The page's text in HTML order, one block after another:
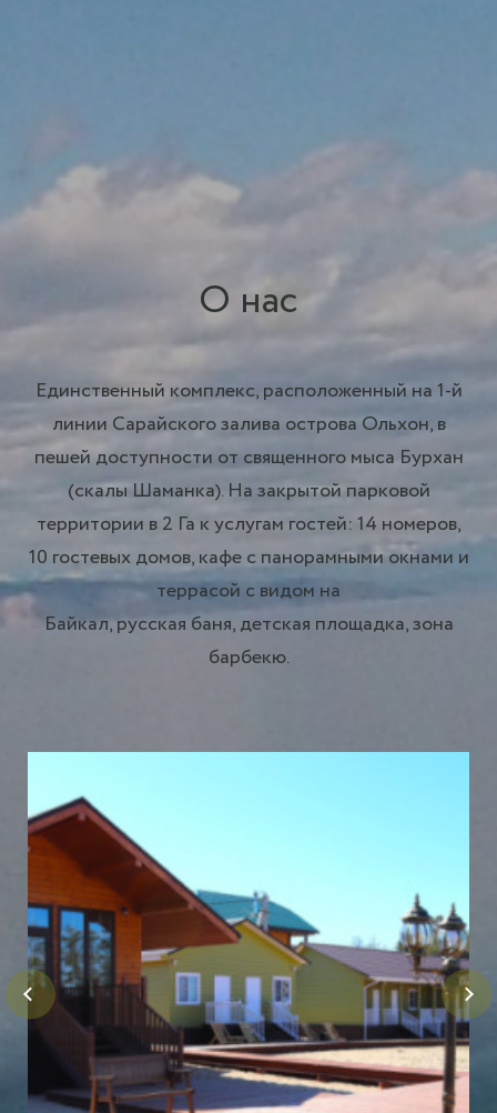
О нас
Единственный комплекс, расположенный на 1-й
линии Сарайского залива острова Ольхон, в
пешей доступности от священного мыса Бурхан
(скалы Шаманка). На закрытой парковой
территории в 2 Га к услугам гостей: 14 номеров,
10 гостевых домов, кафе с панорамными окнами и
террасой с видом на
Байкал, русская баня, детская площадка, зона
барбекю.